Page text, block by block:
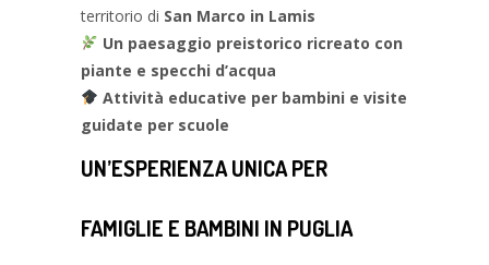
territorio di San Marco in Lamis
Un paesaggio preistorico ricreato con
piante e specchi d’acqua
Attività educative per bambini e visite
guidate per scuole
UN’ESPERIENZA UNICA PER
FAMIGLIE E BAMBINI IN PUGLIA